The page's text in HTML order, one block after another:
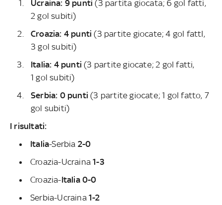
Ucraina: 9 punti(3 partita giocata; 6 gol fatti,
2 gol subiti)
Croazia: 4 punti (3 partite giocate; 4 gol fattI,
3 gol subiti)
Italia: 4 punti (3 partite giocate; 2 gol fatti,
1 gol subiti)
Serbia: 0 punti (3 partite giocate; 1 gol fatto, 7
gol subiti)
I risultati:
Italia-Serbia 2-0
Croazia-Ucraina 1-3
Croazia-Italia 0-0
Serbia-Ucraina1-2